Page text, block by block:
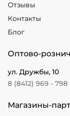
Отзывы
Контакты
Блог
Оптово-
ул. Дружбы, 10
8 (8412) 969 - 798
Магазины-